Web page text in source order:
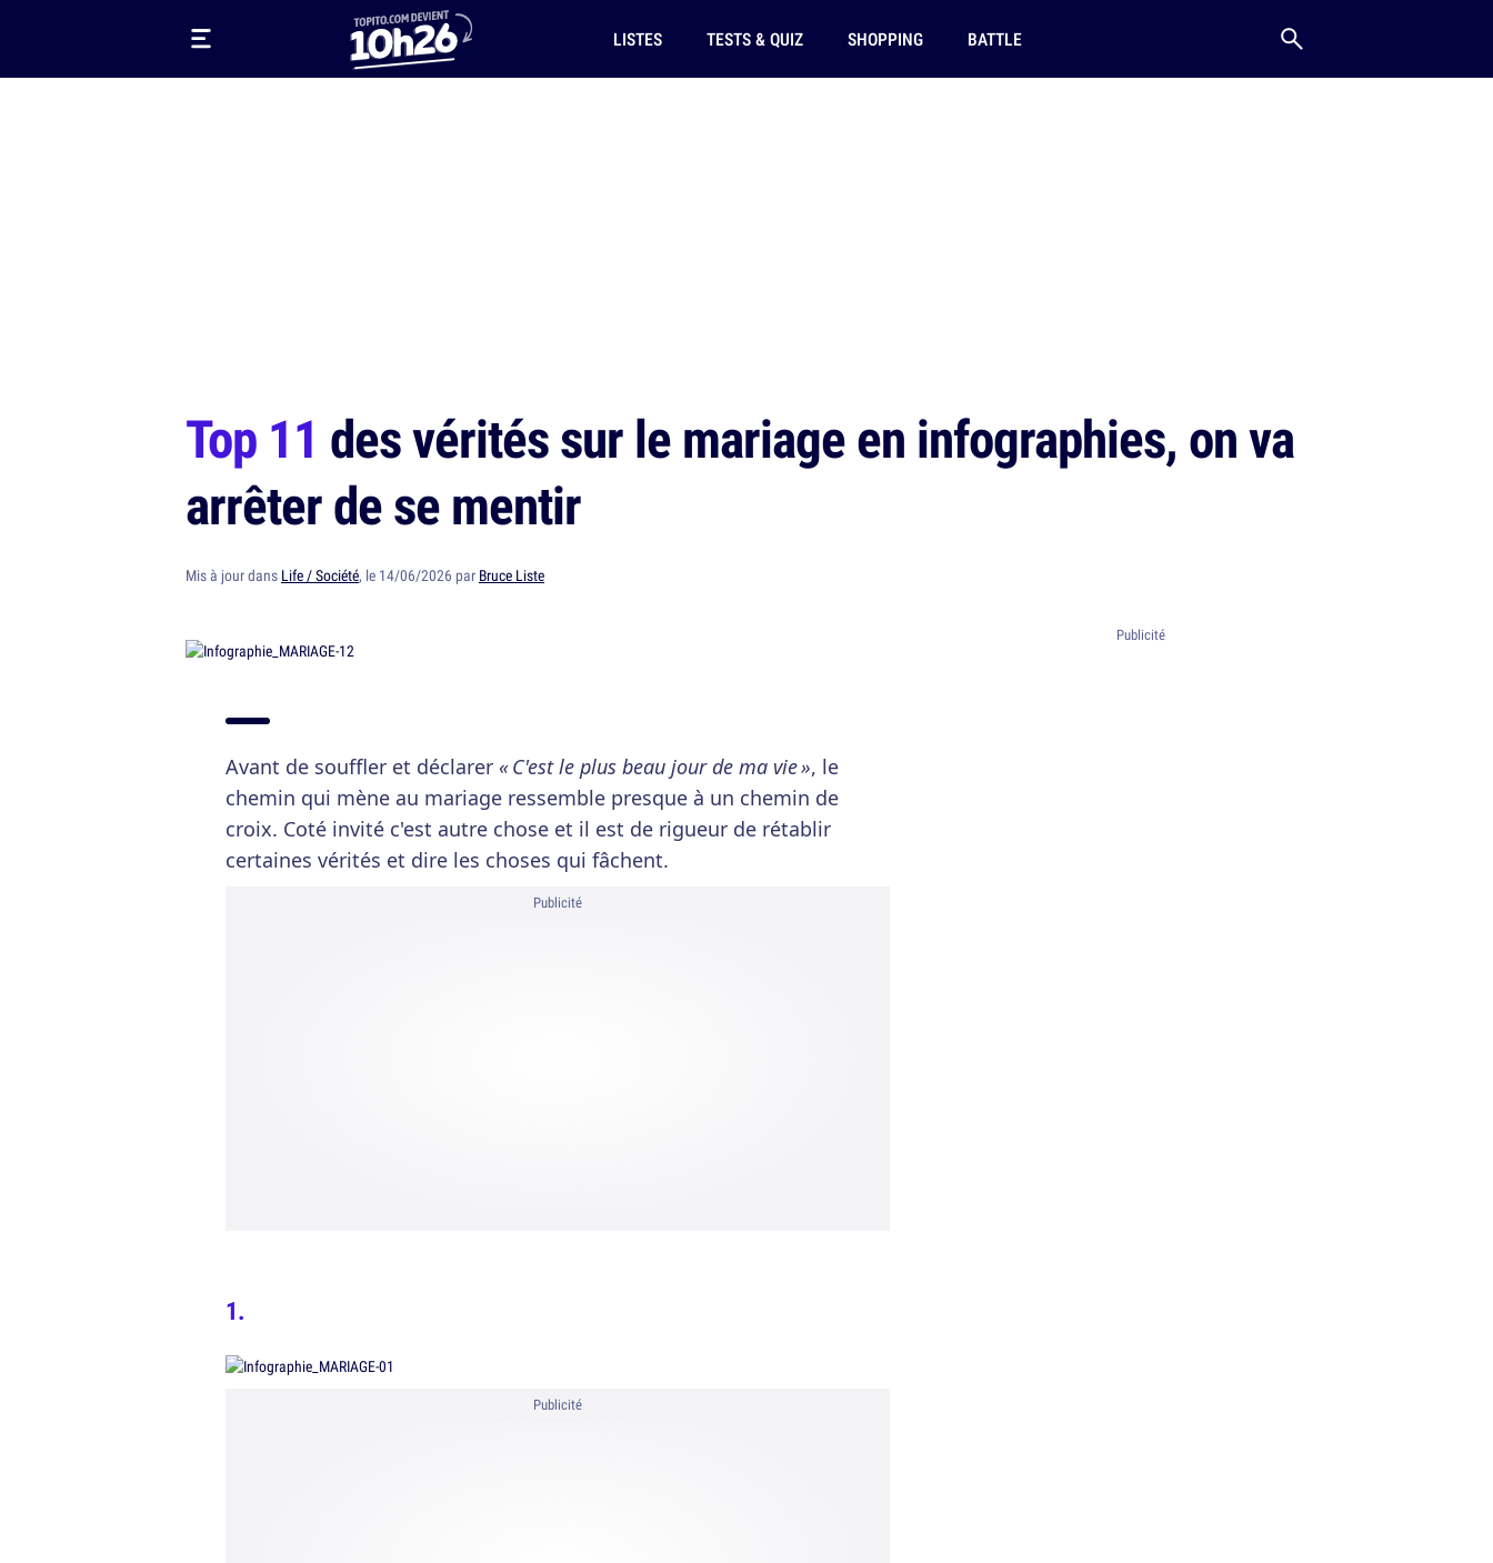
LISTES TESTS & QUIZ SHOPPING BATTLE
Top 11 des vérités sur le mariage en infographies, on va
arrêter de se mentir
Mis à jour dans Life / Société, le 14/06/2026 par Bruce Liste
Avant de souffler et déclarer « C'est le plus beau jour de ma vie », le
chemin qui mène au mariage ressemble presque à un chemin de
croix. Coté invité c'est autre chose et il est de rigueur de rétablir
certaines vérités et dire les choses qui fâchent.
Publicité
Publicité